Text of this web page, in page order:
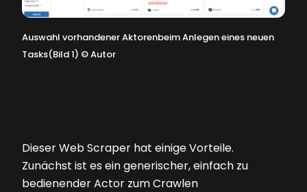
Auswahl vorhandener Aktorenbeim Anlegen eines neuen
Tasks(Bild 1) ©Autor
Dieser Web Scraper hat einige Vorteile.
Zunächst ist es ein generischer, einfach zu
bedienender Actor zum Crawlen